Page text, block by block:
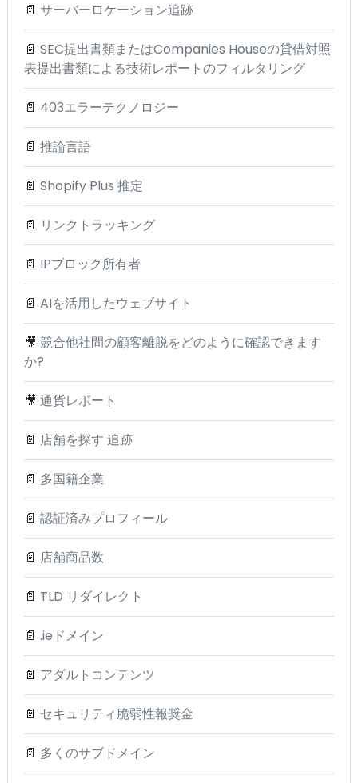
📄 サーバーロケーション追跡
📄 SEC提出書類またはCompanies Houseの貸借対照
表提出書類による技術レポートのフィルタリング
📄 403エラーテクノロジー
📄 推論言語
📄 Shopify Plus 推定
📄 リンクトラッキング
📄 IPブロック所有者
📄 AIを活用したウェブサイト
🎥 競合他社間の顧客離脱をどのように確認できます
か?
🎥 通貨レポート
📄 店舗を探す 追跡
📄 多国籍企業
📄 認証済みプロフィール
📄 店舗商品数
📄 TLD リダイレクト
📄 .ieドメイン
📄 アダルトコンテンツ
📄 セキュリティ脆弱性報奨金
📄 多くのサブドメイン